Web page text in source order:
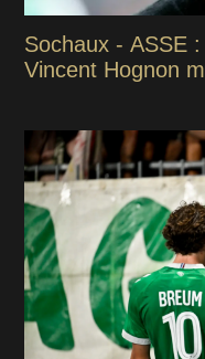
Sochaux - ASSE
Vincent Hognon